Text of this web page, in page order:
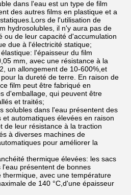
dans l'eau est un type de film
des autres films en plastique et a
de l'utilisation de
hydrosolubles, il n'y aura pas de
ou de leur capacité d'accumulation
due à l'électricité statique;
l'épaisseur du film
mm, avec une résistance à la
un allongement de 10-600%,et
la dureté de terre. En raison de
film peut être fabriqué en
d'emballage, qui peuvent être
et traités;
solubles dans l'eau présentent des
automatiques élevées en raison
de leur résistance à la traction
à diverses machines de
pour améliorer la
thermique élevées: les sacs
présentent de bonnes
thermique, avec une température
de 140 °C,d'une épaisseur